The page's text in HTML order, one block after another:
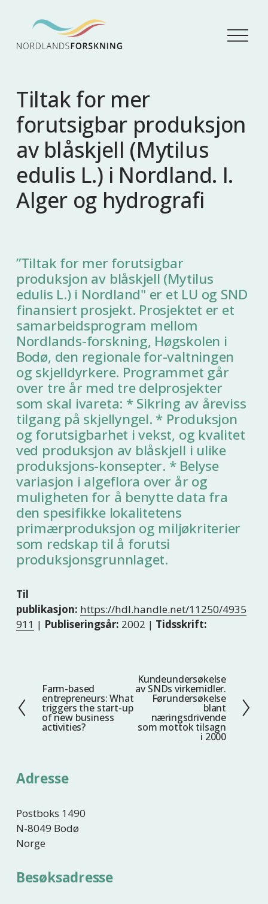
Å
p
y
Tiltak for mer
forutsigbar produksjon
av blåskjell (Mytilus
edulis L.) i Nordland. I.
Alger og hydrografi
”Tiltak for mer forutsigbar
produksjon av blåskjell (Mytilus
edulis L.) i Nordland" er et LU og SND
finansiert prosjekt. Prosjektet er et
samarbeidsprogram mellom
Nordlands-forskning, Høgskolen i
Bodø, den regionale for-valtningen
og skjelldyrkere. Programmet går
over tre år med tre delprosjekter
som skal ivareta: * Sikring av åreviss
tilgang på skjellyngel. * Produksjon
og forutsigbarhet i vekst, og kvalitet
ved produksjon av blåskjell i ulike
produksjons-konsepter. * Belyse
variasjon i algeflora over år og
muligheten for å benytte data fra
den spesifikke lokalitetens
primærproduksjon og miljøkriterier
som redskap til å forutsi
produksjonsgrunnlaget.
Til
publikasjon: https://hdl.handle.net/11250/4935
911 | Publiseringsår: 2002 | Tidsskrift:
F
o
r
e
Farm-based
entrepreneurs: What
triggers the start-up
of new business
activities?
N
e
Kundeundersøkelse
av SNDs virkemidler.
Førundersøkelse
blant
næringsdrivende
som mottok tilsagn
i 2000
Adresse
Postboks 1490
N-8049 Bodø
Norge
Besøksadresse